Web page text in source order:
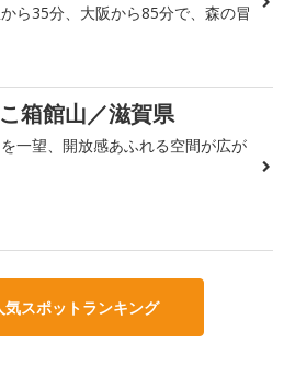
ら35分、大阪から85分で、森の冒
箱館山／滋賀県
一望、開放感あふれる空間が広が
気スポットランキング